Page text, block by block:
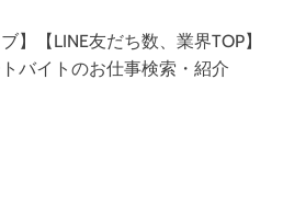
】【LINE友だち数、業界TOP】
バイトのお仕事検索・紹介